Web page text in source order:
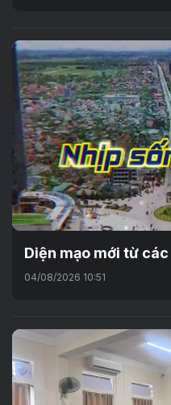
Diện mạo mới từ
04/08/2026 10:51